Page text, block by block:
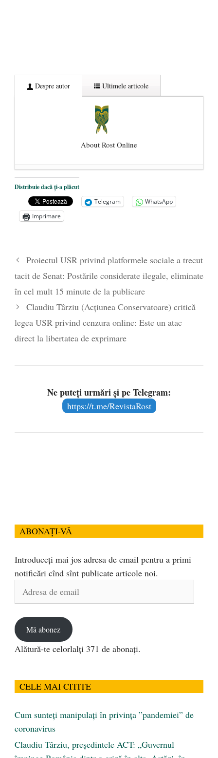
Despre autor Ultimele articole
About Rost Online
Dezvăluiri cutremurătoare despre
președintele Ucrainei, Volodymyr
Zelensky
- 13 mai 2026
Statul care servește Națiunea
poetului Octavian Goga, înlăturat din Iași
- 16 aprilie 2026
Distribuie dacă ți-a plăcut
Telegram
WhatsApp
Imprimare
Proiectul USR privind platformele sociale a trecut
tacit de Senat: Postările considerate ilegale, eliminate
în cel mult 15 minute de la publicare
Claudiu Târziu (Acțiunea Conservatoare) critică
legea USR privind cenzura online: Este un atac
direct la libertatea de exprimare
Ne puteți urmări și pe Telegram:
https://t.me/RevistaRost
ABONAȚI-VĂ
Introduceți mai jos adresa de email pentru a primi
notificări cînd sînt publicate articole noi.
Adresa
Mă abonez
Alătură-te celorlalți 371 de abonați.
CELE MAI CITITE
Cum sunteți manipulați în privința ”pandemiei” de
coronavirus
Claudiu Târziu, președintele ACT: „Guvernul